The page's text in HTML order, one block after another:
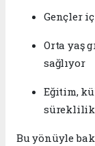
Gençler
Orta yaş
sağlıyor
Eğitim,
Bu yönüyle